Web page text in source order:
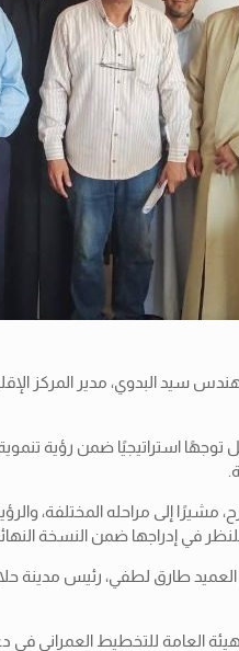
سيد البدوي، مدير المركز
بل توجهًا استراتيجيًا ضمن رؤية
إلى مراحله المختلفة،
في إدراجها ضمن النسخة
طارق لطفي، رئيس مدينة
العامة للتخطيط العمراني في